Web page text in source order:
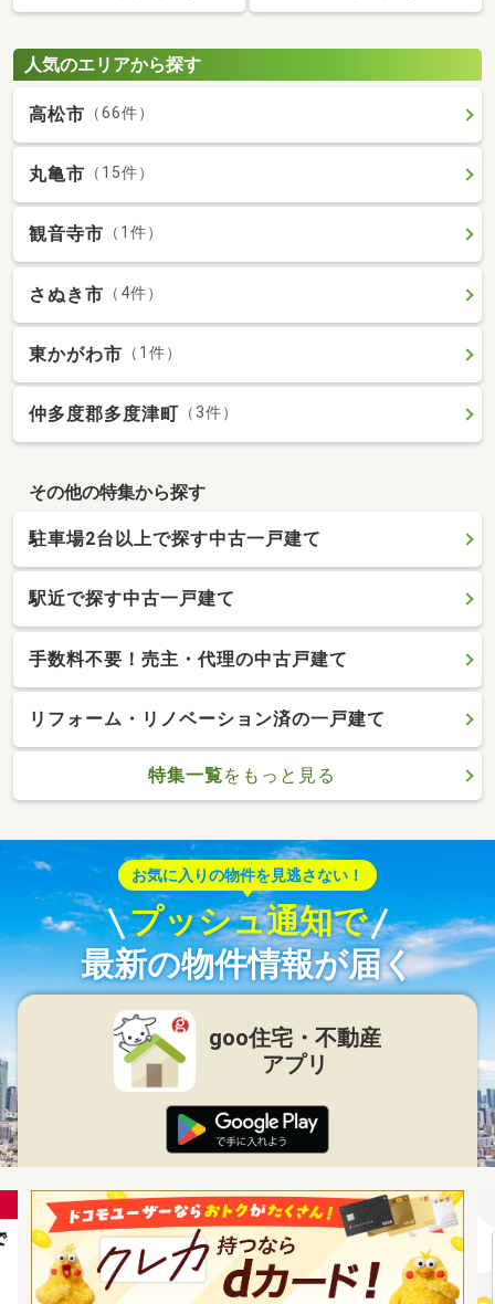
人気のエリアから探す
高松市 （66件）
丸亀市 （15件）
観音寺市 （1件）
さぬき市 （4件）
東かがわ市 （1件）
仲多度郡多度津町 （3件）
その他の特集から探す
駐車場2台以上で探す中古一戸建て
駅近で探す中古一戸建て
手数料不要！売主・代理の中古戸建て
リフォーム・リノベーション済の一戸建て
特集一覧をもっと見る
お気に入りの物件を見逃さない！
プッシュ通知で
最新の物件情報が届く
goo住宅・不動産
アプリ